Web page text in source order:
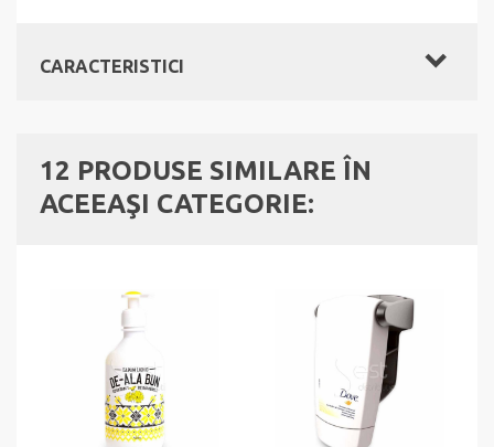
CARACTERISTICI
12 PRODUSE SIMILARE ÎN
ACEEAŞI CATEGORIE: